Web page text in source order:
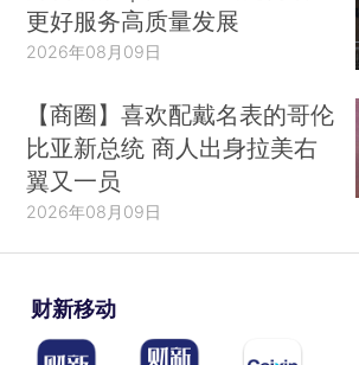
力：一重来自圈外人，他们怀疑
值；另一重来自圈内人，他们对
态度。阿里尔·鲁宾斯坦（
2005）提出了经济学模型更基
说：“对我而言，经济学是一系列为
运用的观念与惯例。也就是说，它
这是我们澄清概念、评估假设、证
法，也是当我们回归现实生活时
更好服务高质量发展
2026年08月09日
【商圈】喜欢配戴名表的哥伦
比亚新总统 商人出身拉美右
翼又一员
2026年08月09日
财新移动